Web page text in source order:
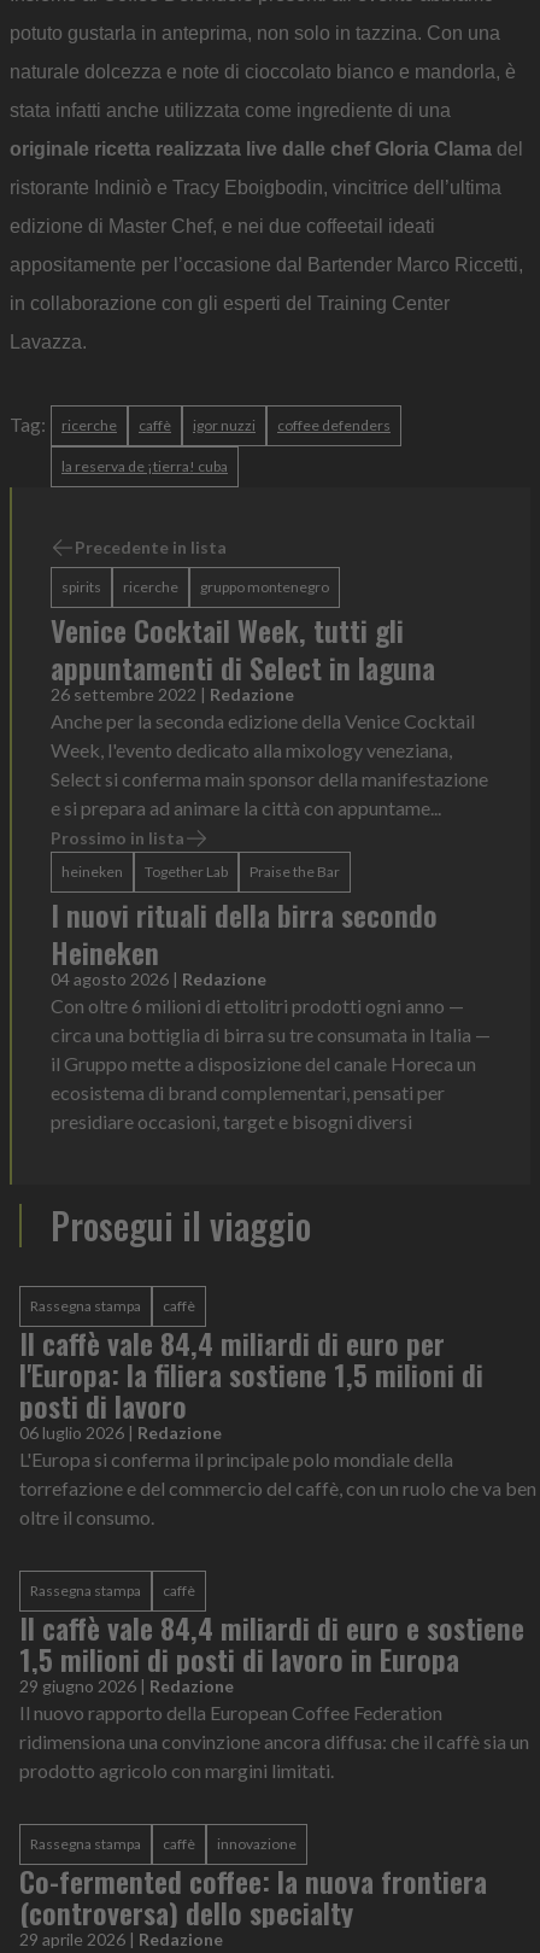
potuto gustarla in anteprima, non solo in tazzina. Con una
naturale dolcezza e note di cioccolato bianco e mandorla, è
stata infatti anche utilizzata come ingrediente di una
originale ricetta realizzata live dalle chef Gloria Clama del
ristorante Indiniò e Tracy Eboigbodin, vincitrice dell’ultima
edizione di Master Chef, e nei due coffeetail ideati
appositamente per l’occasione dal Bartender Marco Riccetti,
in collaborazione con gli esperti del Training Center
Lavazza.
Tag: ricerche caffè igor nuzzi coffee defenders
la reserva de ¡tierra! cuba
Precedente in lista
spirits ricerche gruppo montenegro
Venice Cocktail Week, tutti gli
appuntamenti di Select in laguna
26 settembre 2022 | Redazione
Anche per la seconda edizione della Venice Cocktail
Week, l'evento dedicato alla mixology veneziana,
Select si conferma main sponsor della manifestazione
e si prepara ad animare la città con appuntame...
Prossimo in lista
heineken Together Lab Praise the Bar
I nuovi rituali della birra secondo
Heineken
04 agosto 2026 | Redazione
Con oltre 6 milioni di ettolitri prodotti ogni anno —
circa una bottiglia di birra su tre consumata in Italia —
il Gruppo mette a disposizione del canale Horeca un
ecosistema di brand complementari, pensati per
presidiare occasioni, target e bisogni diversi
Prosegui il viaggio
Rassegna stampa caffè
Il caffè vale 84,4 miliardi di euro per
l'Europa: la filiera sostiene 1,5 milioni di
posti di lavoro
06 luglio 2026 | Redazione
L'Europa si conferma il principale polo mondiale della
torrefazione e del commercio del caffè, con un ruolo che va ben
oltre il consumo.
Rassegna stampa caffè
Il caffè vale 84,4 miliardi di euro e sostiene
1,5 milioni di posti di lavoro in Europa
29 giugno 2026 | Redazione
Il nuovo rapporto della European Coffee Federation
ridimensiona una convinzione ancora diffusa: che il caffè sia un
prodotto agricolo con margini limitati.
Rassegna stampa caffè innovazione
Co-fermented coffee: la nuova frontiera
(controversa) dello specialty
29 aprile 2026 | Redazione